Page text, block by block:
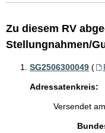
Zu diesem RV
Stellungnahmen/
SG2506300049 (
Adressatenkreis:
Versendet